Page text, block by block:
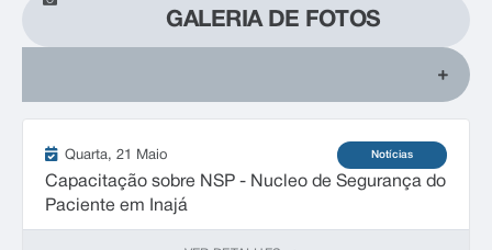
GALERIA DE FOTOS
Notícias
Quarta 21 Maio
Capacitação sobre NSP - Nucleo de Segurança do
Paciente em Inajá